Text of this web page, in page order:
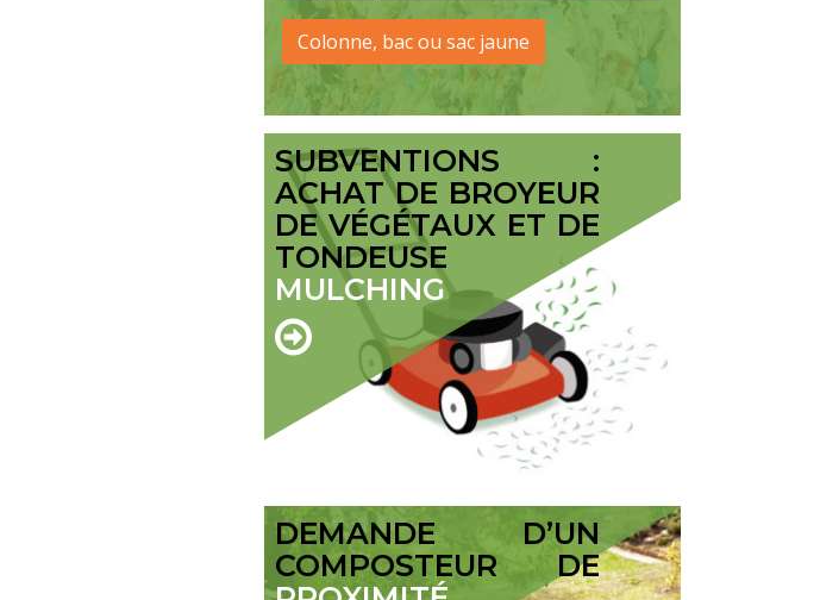
Colonne, bac ou sac jaune
SUBVENTIONS :
ACHAT DE BROYEUR
DE VÉGÉTAUX ET DE
TONDEUSE
MULCHING
DEMANDE D’UN
COMPOSTEUR DE